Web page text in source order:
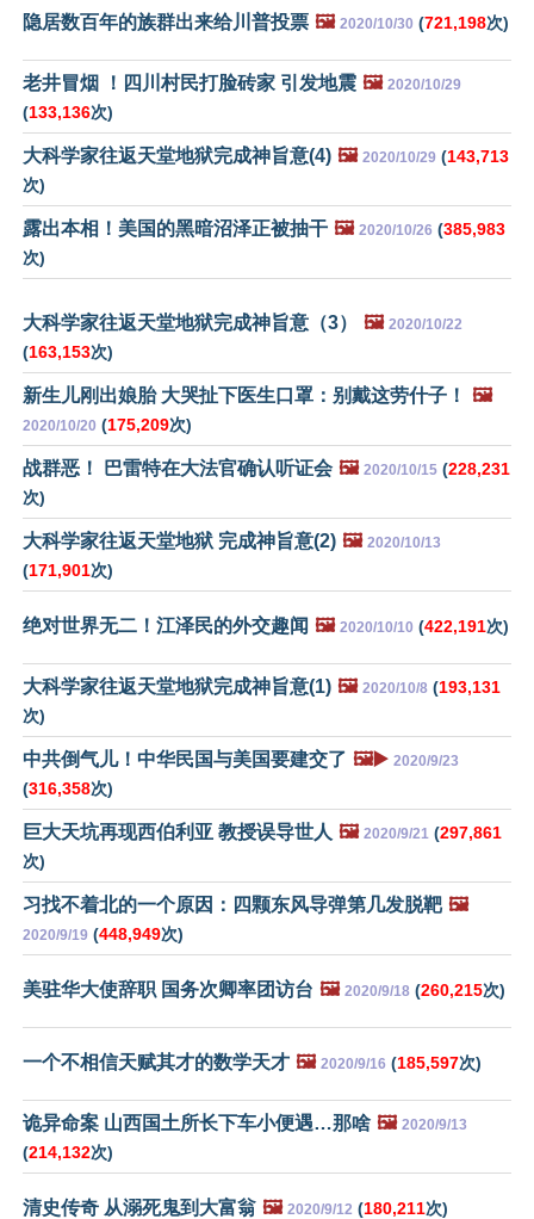
隐居数百年的族群出来给川普投票 🖼️ 2020/10/30 (721,198次)
老井冒烟 ！四川村民打脸砖家 引发地震 🖼️ 2020/10/29
(133,136次)
大科学家往返天堂地狱完成神旨意(4) 🖼️ 2020/10/29 (143,713
次)
露出本相！美国的黑暗沼泽正被抽干 🖼️ 2020/10/26 (385,983
次)
大科学家往返天堂地狱完成神旨意（3） 🖼️ 2020/10/22
(163,153次)
新生儿刚出娘胎 大哭扯下医生口罩：别戴这劳什子！ 🖼️
2020/10/20 (175,209次)
战群恶！ 巴雷特在大法官确认听证会 🖼️ 2020/10/15 (228,231
次)
大科学家往返天堂地狱 完成神旨意(2) 🖼️ 2020/10/13
(171,901次)
绝对世界无二！江泽民的外交趣闻 🖼️ 2020/10/10 (422,191次)
大科学家往返天堂地狱完成神旨意(1) 🖼️ 2020/10/8 (193,131
次)
中共倒气儿！中华民国与美国要建交了 🖼️▶️ 2020/9/23
(316,358次)
巨大天坑再现西伯利亚 教授误导世人 🖼️ 2020/9/21 (297,861
次)
习找不着北的一个原因：四颗东风导弹第几发脱靶 🖼️
2020/9/19 (448,949次)
美驻华大使辞职 国务次卿率团访台 🖼️ 2020/9/18 (260,215次)
一个不相信天赋其才的数学天才 🖼️ 2020/9/16 (185,597次)
诡异命案 山西国土所长下车小便遇…那啥 🖼️ 2020/9/13
(214,132次)
清史传奇 从溺死鬼到大富翁 🖼️ 2020/9/12 (180,211次)